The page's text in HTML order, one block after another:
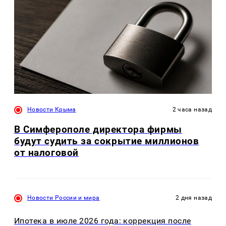
Новости Крыма 2 часа назад
В Симферополе директора фирмы
будут судить за сокрытие миллионов
от налоговой
Новости России и мира 2 дня назад
Ипотека в июле 2026 года: коррекция после